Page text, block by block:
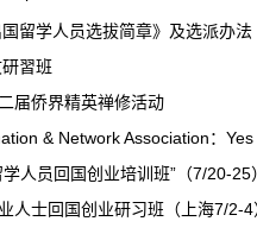
留学人员选拔简章》及选派办法
習班
届侨界精英禅修活动
& Network Association：
学人员回国创业培训班”（7/20-25
人士回国创业研习班（上海7/2-4